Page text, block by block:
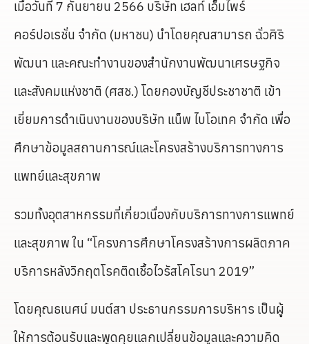
เมื่อวันที่ 7 กันยายน 2566 บริษัท เฮลท์ เอ็มไพร์
คอร์ปอเรชั่น จำกัด (มหาชน) นำโดยคุณสามารถ ฉั่วศิริ
พัฒนา และคณะทำงานของสำนักงานพัฒนาเศรษฐกิจ
และสังคมแห่งชาติ (ศสช.) โดยกองบัญชีประชาชาติ เข้า
เยี่ยมการดำเนินงานของบริษัท แน็พ ไบโอเทค จำกัด เพื่อ
ศึกษาข้อมูลสถานการณ์และโครงสร้างบริการทางการ
แพทย์และสุขภาพ
รวมทั้งอุตสาหกรรมที่เกี่ยวเนื่องกับบริการทางการแพทย์
และสุขภาพ ใน “โครงการศึกษาโครงสร้างการผลิตภาค
บริการหลังวิกฤตโรคติดเชื้อไวรัสโคโรนา 2019”
โดยคุณธเนศน์ มนต์สา ประธานกรรมการบริหาร เป็นผู้
ให้การต้อนรับและพูดคุยแลกเปลี่ยนข้อมูลและความคิด